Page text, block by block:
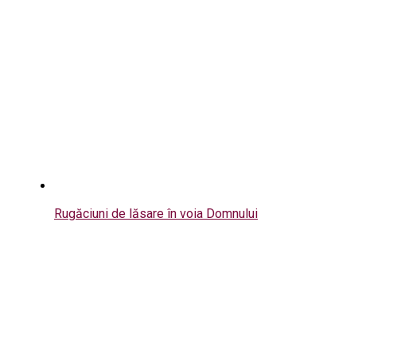
Rugăciuni de lăsare în voia Domnului